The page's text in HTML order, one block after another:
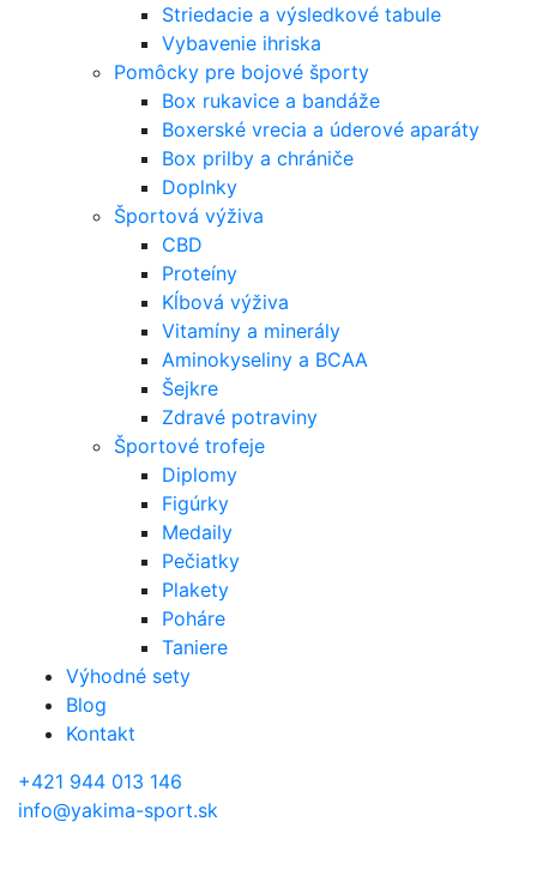
Striedacie a výsledkové tabule
Vybavenie ihriska
Pomôcky pre bojové športy
Box rukavice a bandáže
Boxerské vrecia a úderové aparáty
Box prilby a chrániče
Doplnky
Športová výživa
CBD
Proteíny
Kĺbová výživa
Vitamíny a minerály
Aminokyseliny a BCAA
Šejkre
Zdravé potraviny
Športové trofeje
Diplomy
Figúrky
Medaily
Pečiatky
Plakety
Poháre
Taniere
Výhodné sety
Blog
Kontakt
+421 944 013 146
info@yakima-sport.sk